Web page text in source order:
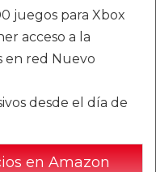
juegos para Xbox
acceso a la
en red Nuevo
desde el día de
en Amazon